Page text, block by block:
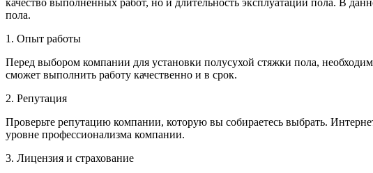
качество выполненных работ, но и длительность эксплуатации пола. В
пола.
1. Опыт работы
Перед выбором компании для установки полусухой стяжки пола,
сможет выполнить работу качественно и в срок.
2. Репутация
Проверьте репутацию компании, которую вы собираетесь выбрать.
уровне профессионализма компании.
3. Лицензия и страхование